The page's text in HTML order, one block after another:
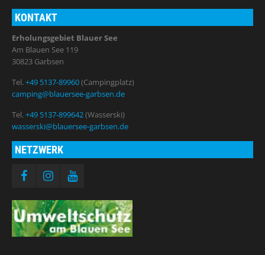
KONTAKT
Erholungsgebiet Blauer See
Am Blauen See 119
30823 Garbsen
Tel.+49 5137-89960(Campingplatz)
camping@blauersee-garbsen.de
Tel.+49 5137-899642(Wasserski)
wasserski@blauersee-garbsen.de
NETZWERK